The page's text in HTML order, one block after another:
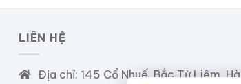
LIÊN HỆ
Địa chỉ: 145 Cổ Nhuế, Bắc Từ Liêm, Hà